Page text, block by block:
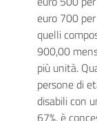
euro 700
quelli
900,00
più unità.
persone di
disabili con
67%, è